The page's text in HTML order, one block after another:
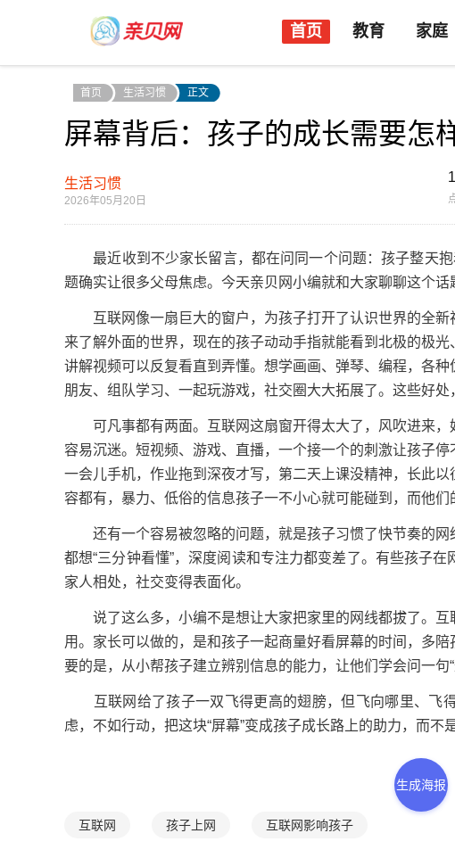
首页 教育 家庭
首页 生活习惯 正文
屏幕背后：孩子的成长需要怎
生活习惯
2026年05月20日
1
最近收到不少家长留言，都在问同一个问题：孩子整天抱
题确实让很多父母焦虑。今天亲贝网小编就和大家聊聊这个话
互联网像一扇巨大的窗户，为孩子打开了认识世界的全新
来了解外面的世界，现在的孩子动动手指就能看到北极的极
讲解视频可以反复看直到弄懂。想学画画、弹琴、编程，各
朋友、组队学习、一起玩游戏，社交圈大大拓展了。这些好处
可凡事都有两面。互联网这扇窗开得太大了，风吹进来，
容易沉迷。短视频、游戏、直播，一个接一个的刺激让孩子
一会儿手机，作业拖到深夜才写，第二天上课没精神，长此
容都有，暴力、低俗的信息孩子一不小心就可能碰到，而他们
还有一个容易被忽略的问题，就是孩子习惯了快节奏的网
都想“三分钟看懂”，深度阅读和专注力都变差了。有些孩子
家人相处，社交变得表面化。
说了这么多，小编不是想让大家把家里的网线都拔了。互
用。家长可以做的，是和孩子一起商量好看屏幕的时间，多
要的是，从小帮孩子建立辨别信息的能力，让他们学会问一句“
互联网给了孩子一双飞得更高的翅膀，但飞向哪里、飞
虑，不如行动，把这块“屏幕”变成孩子成长路上的助力，而不
生成海报
互联网 孩子上网 互联网影响孩子